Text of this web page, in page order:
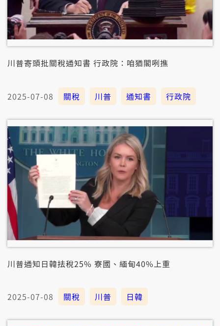
川普寄頭批關稅通知書 行政院：咱猶閣咧撨
2025-07-08 關稅 川普 通知書 行政院
川普通知日韓抾稅25% 寮國、緬甸40%上重
2025-07-08 關稅 川普 日韓